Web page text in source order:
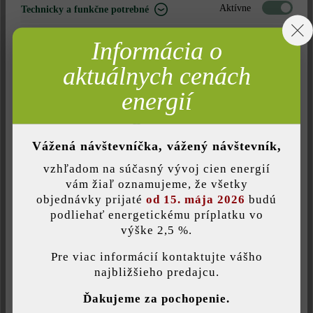
12,30 €*
Nájdite predajcu vo vašom okolí
Pridať do zoznamu želaní
Tlač stránky
Číslo produktu:22324
Opis produktu
Ak chcete dodať svojmu záhradnému múriku alebo plotu z
Technicky a funkčne potrebné Aktívne
Neaktívne
Komfort (funkčnosť stránky)
Uložiť individuálne nastavenie
Táto webová stránka používa súbory cookie, aby vám ponúkla
Informácia o
aktuálnych cenách
energií
Vážená návštevníčka, vážený návštevník,
vzhľadom na súčasný vývoj cien energií
vám žiaľ oznamujeme, že všetky
objednávky prijaté od 15. mája 2026 budú
podliehať energetickému príplatku vo
výške 2,5 %.
Pre viac informácií kontaktujte vášho
najbližšieho predajcu.
Ďakujeme za pochopenie.